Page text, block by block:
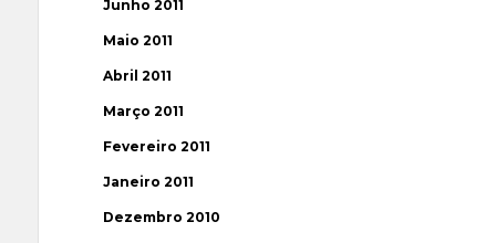
Junho 2011
Maio 2011
Abril 2011
Março 2011
Fevereiro 2011
Janeiro 2011
Dezembro 2010